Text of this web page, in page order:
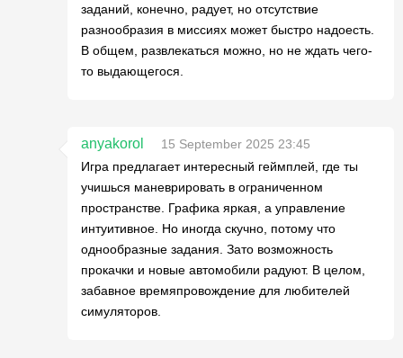
заданий, конечно, радует, но отсутствие
разнообразия в миссиях может быстро надоесть.
В общем, развлекаться можно, но не ждать чего-
то выдающегося.
anyakorol
15 September 2025 23:45
Игра предлагает интересный геймплей, где ты
учишься маневрировать в ограниченном
пространстве. Графика яркая, а управление
интуитивное. Но иногда скучно, потому что
однообразные задания. Зато возможность
прокачки и новые автомобили радуют. В целом,
забавное времяпровождение для любителей
симуляторов.